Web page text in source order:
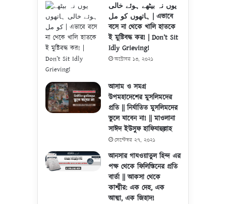
یوں نہ بیٹھے ہوئے خالی
ہاتھوں کو مل | এভাবে
বসে না থেকে খালি হাতকে
ই মুষ্টিবদ্ধ কর! | Don’t Sit
Idly Grieving!
অক্টোবর ১৩, ২০২১
আসাম ও সমগ্র
উপমহাদেশের মুসলিমদের
প্রতি || নির্যাতিত মুসলিমদের
ভুলে যাবেন না! || মাওলানা
সাঈদ ইউসুফ হাফিযাহুল্লাহ
সেপ্টেম্বর ২৭, ২০২১
আনসার গাযওয়াতুল হিন্দ এর
পক্ষ থেকে ফিলিস্তিনের প্রতি
বার্তা || আকসা থেকে
কাশ্মীর: এক দেহ, এক
আত্মা, এক জিহাদ!